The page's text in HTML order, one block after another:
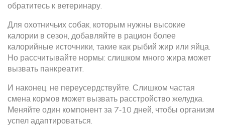
обратитесь к ветеринару.
Для охотничьих собак, которым нужны высокие
калории в сезон, добавляйте в рацион более
калорийные источники, такие как рыбий жир или яйца.
Но рассчитывайте нормы: слишком много жира может
вызвать панкреатит.
И наконец, не переусердствуйте. Слишком частая
смена кормов может вызвать расстройство желудка.
Меняйте один компонент за 7‑10 дней, чтобы организм
успел адаптироваться.